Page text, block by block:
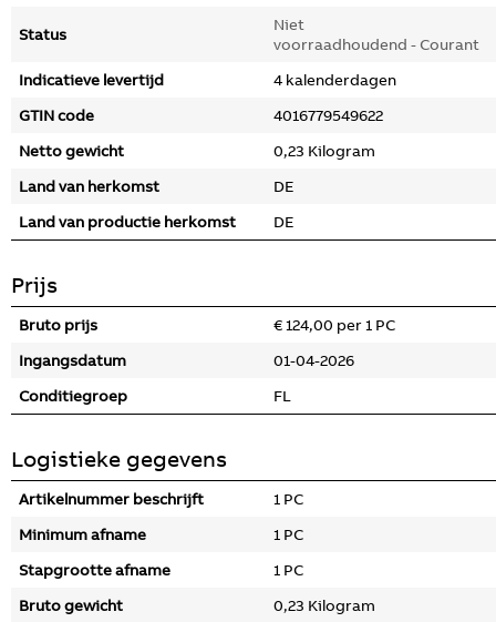
Status
Niet
voorraadhoudend - Courant
Indicatieve levertijd
4 kalenderdagen
GTIN code
4016779549622
Netto gewicht
0,23 Kilogram
Land van herkomst
DE
Land van productie herkomst
DE
Prijs
Bruto prijs
€ 124,00 per 1 PC
Ingangsdatum
01-04-2026
Conditiegroep
FL
Logistieke gegevens
Artikelnummer beschrijft
1 PC
Minimum afname
1 PC
Stapgrootte afname
1 PC
Bruto gewicht
0,23 Kilogram